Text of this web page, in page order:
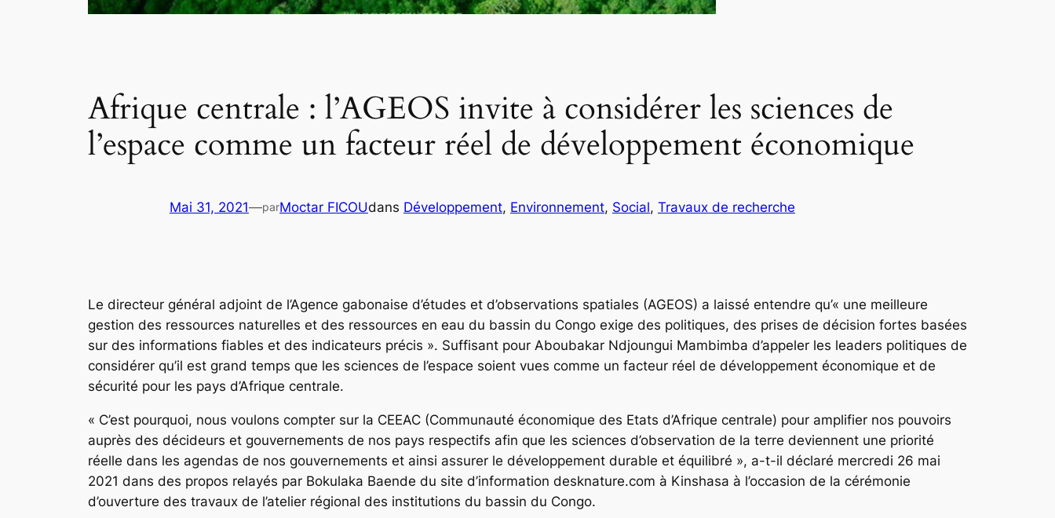
Afrique centrale : l’AGEOS invite à considérer les sciences de
l’espace comme un facteur réel de développement économique
Mai 31, 2021—parMoctar FICOUdans Développement, Environnement, Social, Travaux de recherche
Le directeur général adjoint de l’Agence gabonaise d’études et d’observations spatiales (AGEOS) a laissé entendre qu’« une meilleure
gestion des ressources naturelles et des ressources en eau du bassin du Congo exige des politiques, des prises de décision fortes basées
sur des informations fiables et des indicateurs précis ». Suffisant pour Aboubakar Ndjoungui Mambimba d’appeler les leaders politiques de
considérer qu’il est grand temps que les sciences de l’espace soient vues comme un facteur réel de développement économique et de
sécurité pour les pays d’Afrique centrale.
« C’est pourquoi, nous voulons compter sur la CEEAC (Communauté économique des Etats d’Afrique centrale) pour amplifier nos pouvoirs
auprès des décideurs et gouvernements de nos pays respectifs afin que les sciences d’observation de la terre deviennent une priorité
réelle dans les agendas de nos gouvernements et ainsi assurer le développement durable et équilibré », a-t-il déclaré mercredi 26 mai
2021 dans des propos relayés par Bokulaka Baende du site d’information desknature.com à Kinshasa à l’occasion de la cérémonie
d’ouverture des travaux de l’atelier régional des institutions du bassin du Congo.